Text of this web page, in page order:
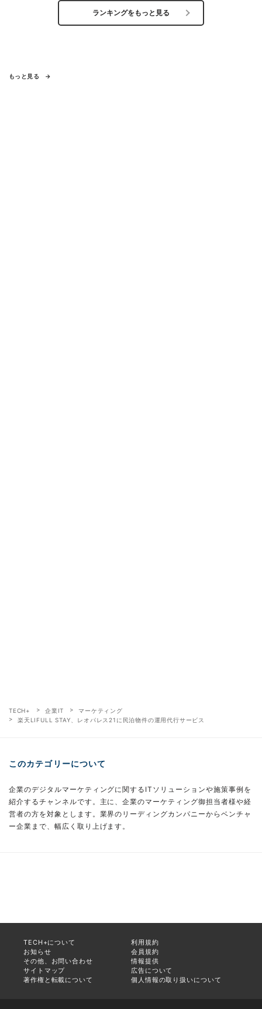
ランキングをもっと見る
もっと見る
TECH+ 企業IT
マーケティング
楽天LIFULL STAY、レオパレス21に民泊物件の運用代行サービス
このカテゴリーについて
企業のデジタルマーケティングに関するITソリューションや施策事例を
紹介するチャンネルです。主に、企業のマーケティング御担当者様や経
営者の方を対象とします。業界のリーディングカンパニーからベンチャ
ー企業まで、幅広く取り上げます。
TECH+について
利用規約
お知らせ
会員規約
その他、お問い合わせ
情報提供
サイトマップ
広告について
著作権と転載について
個人情報の取り扱いについて